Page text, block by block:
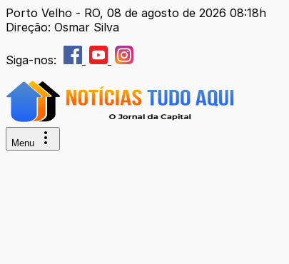
Porto Velho - RO, 08 de agosto de 2026 08:18h
Direção: Osmar Silva
Siga-nos:
Menu